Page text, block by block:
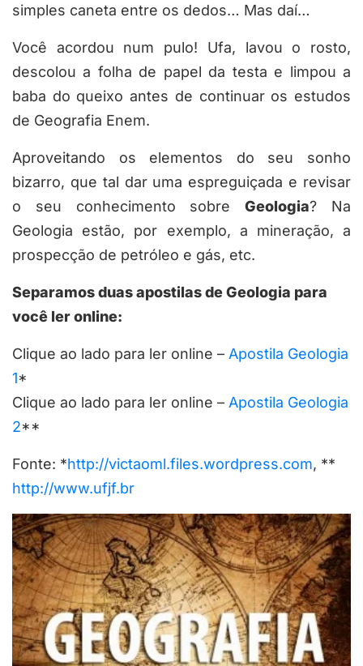
simples caneta entre os dedos… Mas daí…
Você acordou num pulo! Ufa, lavou o rosto,
descolou a folha de papel da testa e limpou a
baba do queixo antes de continuar os estudos
de Geografia Enem.
Aproveitando os elementos do seu sonho
bizarro, que tal dar uma espreguiçada e revisar
o seu conhecimento sobreGeologia? Na
Geologia estão, por exemplo, a mineração, a
prospecção de petróleo e gás, etc.
Separamos duas apostilas de Geologia para
você ler online:
Clique ao lado para ler online – Apostila Geologia
1*
Clique ao lado para ler online – Apostila Geologia
2**
Fonte: *http://victaoml.files.wordpress.com, **
http://www.ufjf.br